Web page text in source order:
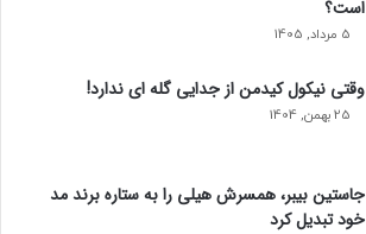
است؟
5 مرداد, 1405
وقتی نیکول کیدمن از جدایی گله ای ندارد!
25 بهمن, 1404
جاستین بیبر، همسرش هیلی را به ستاره برند مد
خود تبدیل کرد